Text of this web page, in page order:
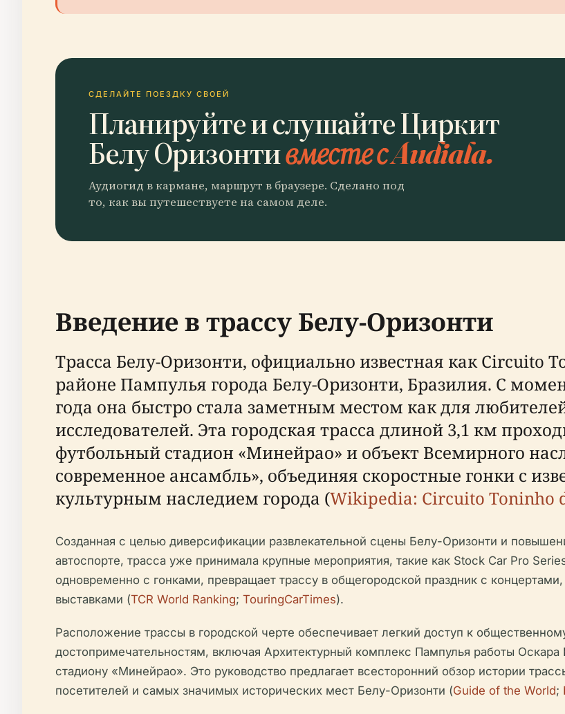
СДЕЛАЙТЕ ПОЕЗДКУ СВОЕЙ
Планируйте и слушайте Циркит
Белу Оризонтивместе с Audiala.
Аудиогид в кармане, маршрут в браузере. Сделано под
то, как вы путешествуете на самом деле.
Введение в трассу Белу-Оризонти
Трасса Белу-Оризонти, официально известная как Circuito
районе Пампулья города Белу-Оризонти, Бразилия. С
года она быстро стала заметным местом как для
исследователей. Эта городская трасса длиной 3,1 км
футбольный стадион «Минейрао» и объект Всемирного
современное ансамбль», объединяя скоростные гонки с
культурным наследием города (Wikipedia: Circuito Toninho
Созданная с целью диверсификации развлекательной сцены Белу-Оризонти и
автоспорте, трасса уже принимала крупные мероприятия, такие как Stock Car Pro
одновременно с гонками, превращает трассу в общегородской праздник с
выставками (TCR World Ranking; TouringCarTimes).
Расположение трассы в городской черте обеспечивает легкий доступ к
достопримечательностям, включая Архитектурный комплекс Пампулья работы
стадиону «Минейрао». Это руководство предлагает всесторонний обзор истории
посетителей и самых значимых исторических мест Белу-Оризонти (Guide of the World;